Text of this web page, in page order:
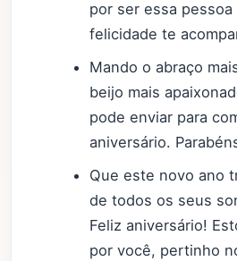
por ser essa pessoa
felicidade te
Mando o abraço
beijo mais
pode enviar para
aniversário.
Que este novo ano
de todos os seus
Feliz aniversário!
por você, pertinho